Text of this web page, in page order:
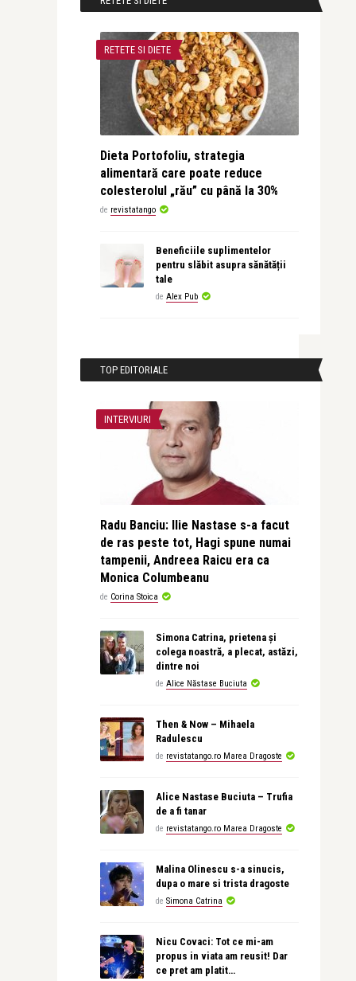
RETETE SI DIETE
Dieta Portofoliu, strategia
alimentară care poate reduce
colesterolul „rău” cu până la 30%
de revistatango
Beneficiile suplimentelor
pentru slăbit asupra sănătății
tale
de Alex Pub
TOP EDITORIALE
INTERVIURI
Radu Banciu: Ilie Nastase s-a facut
de ras peste tot, Hagi spune numai
tampenii, Andreea Raicu era ca
Monica Columbeanu
de Corina Stoica
Simona Catrina, prietena și
colega noastră, a plecat, astăzi,
dintre noi
de Alice Năstase Buciuta
Then & Now – Mihaela
Radulescu
de revistatango.ro Marea Dragoste
Alice Nastase Buciuta – Trufia
de a fi tanar
de revistatango.ro Marea Dragoste
Malina Olinescu s-a sinucis,
dupa o mare si trista dragoste
de Simona Catrina
Nicu Covaci: Tot ce mi-am
propus in viata am reusit! Dar
ce pret am platit…